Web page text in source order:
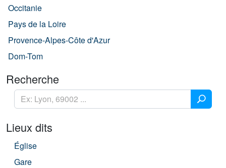
Occitanie
Pays de la Loire
Provence-Alpes-Côte d'Azur
Dom-Tom
Recherche
Lieux dits
Église
Gare